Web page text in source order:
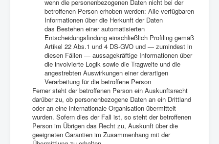
wenn die personenbezogenen Daten nicht bei der
betroffenen Person erhoben werden: Alle verfügbaren
Informationen über die Herkunft der Daten
das Bestehen einer automatisierten
Entscheidungsfindung einschließlich Profiling gemäß
Artikel 22 Abs.1 und 4 DS-GVO und — zumindest in
diesen Fällen — aussagekräftige Informationen über
die involvierte Logik sowie die Tragweite und die
angestrebten Auswirkungen einer derartigen
Verarbeitung für die betroffene Person
Ferner steht der betroffenen Person ein Auskunftsrecht
darüber zu, ob personenbezogene Daten an ein Drittland
oder an eine internationale Organisation übermittelt
wurden. Sofern dies der Fall ist, so steht der betroffenen
Person im Übrigen das Recht zu, Auskunft über die
geeigneten Garantien im Zusammenhang mit der